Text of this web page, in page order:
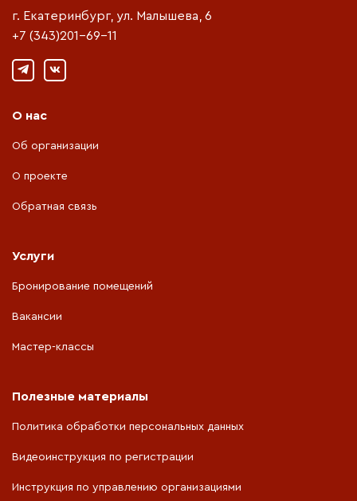
г. Екатеринбург, ул. Малышева, 6
+7 (343)201-69-11
О нас
Об организации
О проекте
Обратная связь
Услуги
Бронирование помещений
Вакансии
Мастер-классы
Полезные материалы
Политика обработки персональных данных
Видеоинструкция по регистрации
Инструкция по управлению организациями